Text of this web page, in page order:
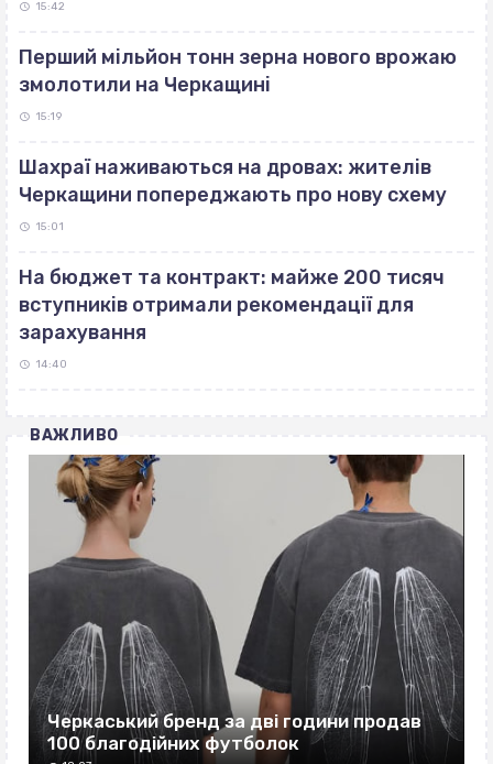
15:42
Перший мільйон тонн зерна нового врожаю
змолотили на Черкащині
15:19
Шахраї наживаються на дровах: жителів
Черкащини попереджають про нову схему
15:01
На бюджет та контракт: майже 200 тисяч
вступників отримали рекомендації для
зарахування
14:40
ВАЖЛИВО
Черкаський бренд за дві години продав
100 благодійних футболок